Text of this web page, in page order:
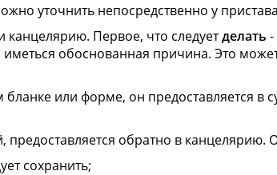
уточнить непосредственно у
Первое, что следуетделать -
обоснованная причина. Это
или форме, он предоставляется в
предоставляется обратно в
сохранить;